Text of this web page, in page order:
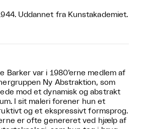
Uddannet fra Kunstakademiet.
Barker var i 1980’erne medlem af
Ny Abstraktion, som
mod et dynamisk og abstrakt
I sit maleri forener hun et
og et ekspressivt formsprog.
er ofte genereret ved hjælp af